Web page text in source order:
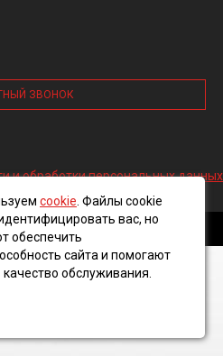
ЗВОНОК
и обработки персональных данных
компания, 2016 ©
cookie . Файлы cookie
вас, но
обеспечить
сайта и помогают
обслуживания.